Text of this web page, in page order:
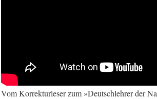
Vom Korrekturleser zum »Deutschlehrer der